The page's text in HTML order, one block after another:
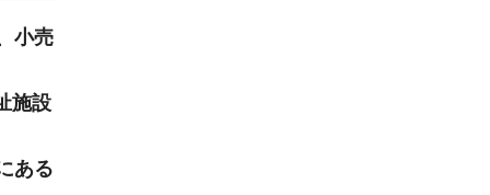
小売
施設
ある